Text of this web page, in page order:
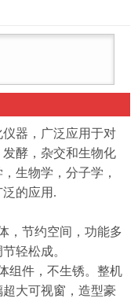
器，广泛应用于对
酵，杂交和生物化
生物学，分子学，
的应用.
，节约空间，功能多
轻松成。
组件，不生锈。整机
大可视窗，造型豪